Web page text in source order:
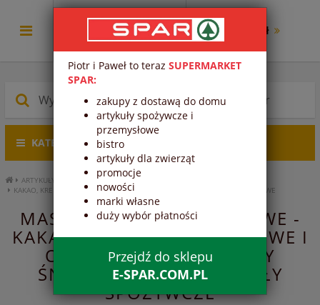
0.00 zł
KATEGORIE PRODUKTÓW
ARTYKUŁY SPOŻYWCZE
ARTYKUŁY ŚNIADANIOWE
KAKAO, KREMY CZEKOLADOWE I ORZECHOWE
MASŁA I KREMY ORZECHOWE
MASŁA I KREMY ORZECHOWE -
KAKAO, KREMY CZEKOLADOWE I
ORZECHOWE - ARTYKUŁY
ŚNIADANIOWE - ARTYKUŁY
SPOŻYWCZE
Piotr i Paweł to teraz SUPERMARKET
SPAR:
zakupy z dostawą do domu
artykuły spożywcze i
przemysłowe
bistro
artykuły dla zwierząt
promocje
nowości
marki własne
duży wybór płatności
Przejdź do sklepu
E-SPAR.COM.PL